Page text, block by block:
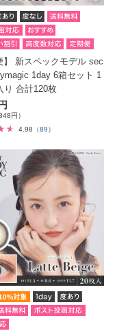
】 新スペックモデル sec
1day 6箱セット 1
り 合計120枚
円）
4.98
（89）